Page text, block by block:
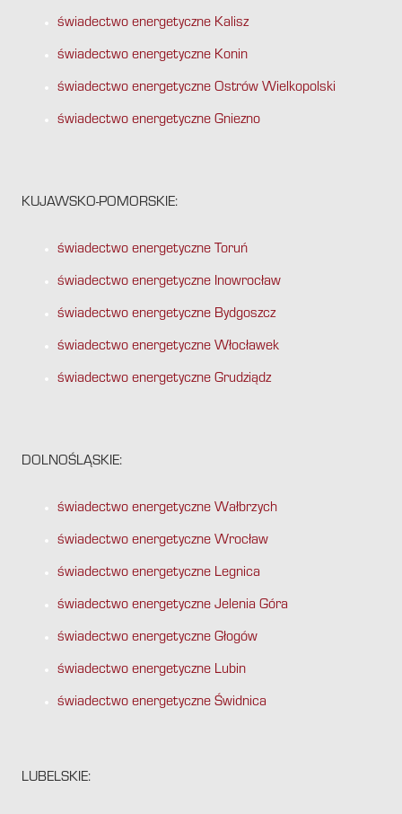
świadectwo energetyczne Kalisz
świadectwo energetyczne Konin
świadectwo energetyczne Ostrów Wielkopolski
świadectwo energetyczne Gniezno
KUJAWSKO-POMORSKIE:
świadectwo energetyczne Toruń
świadectwo energetyczne Inowrocław
świadectwo energetyczne Bydgoszcz
świadectwo energetyczne Włocławek
świadectwo energetyczne Grudziądz
DOLNOŚLĄSKIE:
świadectwo energetyczne Wałbrzych
świadectwo energetyczne Wrocław
świadectwo energetyczne Legnica
świadectwo energetyczne Jelenia Góra
świadectwo energetyczne Głogów
świadectwo energetyczne Lubin
świadectwo energetyczne Świdnica
LUBELSKIE: